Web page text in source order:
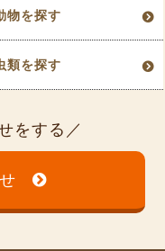
物を探す
類を探す
をする